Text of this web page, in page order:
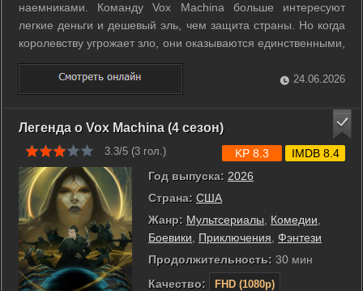
наемниками. Команду Vox Machina больше интересуют
легкие деньги и дешевый эль, чем защита страны. Но когда
королевству угрожает зло, они оказываются единственными,
кто способен восстановить справедливость. ...
24.06.2026
Легенда о Vox Machina (4 сезон)
3.3/5 (3 гол.)
Год выпуска: 2026
Страна: США
Жанр: Мультсериалы Комедии
Боевики
Приключения Фэнтези
Продолжительность: 30 мин
Качество:
FHD (1080p)
KP 8.3 IMDB 8.4